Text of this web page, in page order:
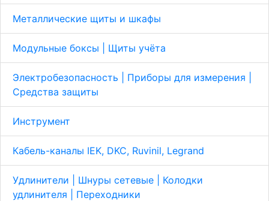
Металлические щиты и шкафы
Модульные боксы | Щиты учёта
Электробезопасность | Приборы для измерения |
Средства защиты
Инструмент
Кабель-каналы IEK, DKC, Ruvinil, Legrand
Удлинители | Шнуры сетевые | Колодки
удлинителя | Переходники